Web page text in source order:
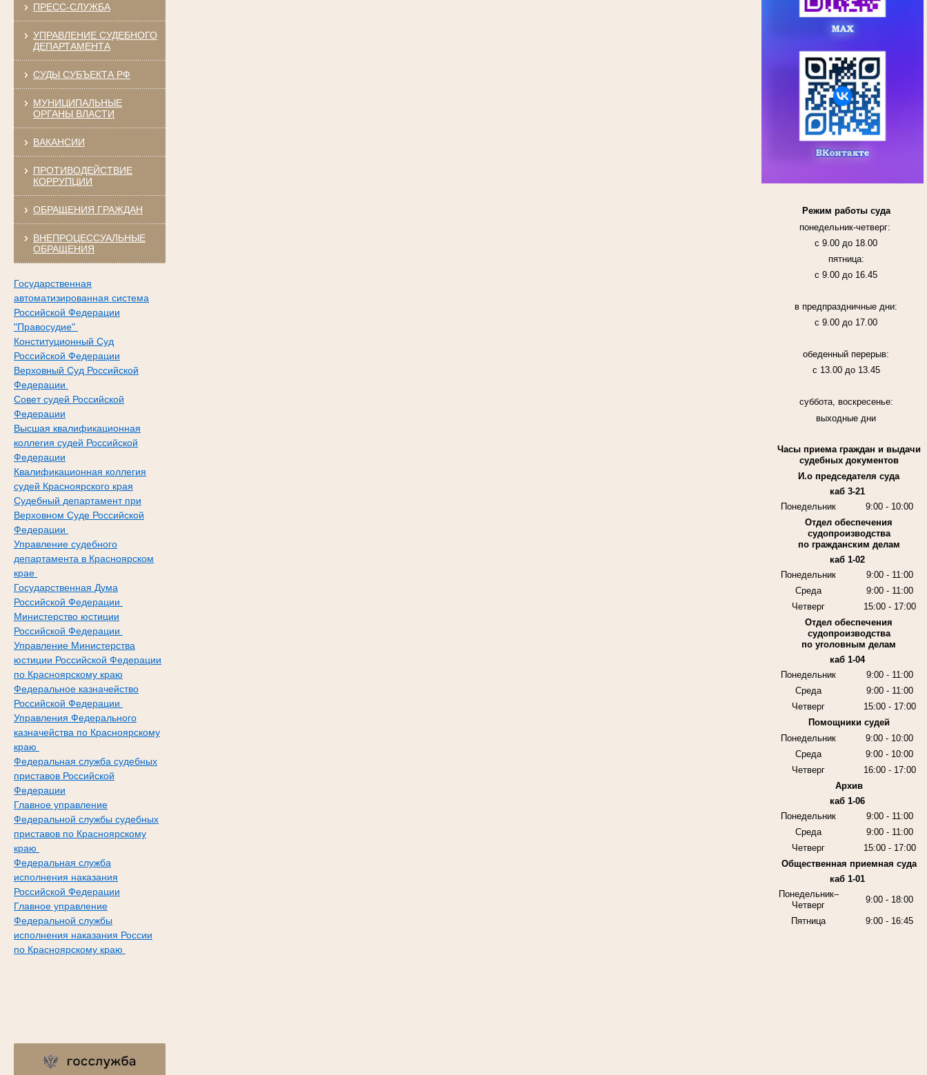
ПРЕСС-СЛУЖБА
УПРАВЛЕНИЕ СУДЕБНОГО
ДЕПАРТАМЕНТА
СУДЫ СУБЪЕКТА РФ
МУНИЦИПАЛЬНЫЕ
ОРГАНЫ ВЛАСТИ
ВАКАНСИИ
ПРОТИВОДЕЙСТВИЕ
КОРРУПЦИИ
ОБРАЩЕНИЯ ГРАЖДАН
ВНЕПРОЦЕССУАЛЬНЫЕ
ОБРАЩЕНИЯ
Государственная
автоматизированная система
Российской Федерации
"Правосудие"
Конституционный Суд
Российской Федерации
Верховный Суд Российской
Федерации
Совет судей Российской
Федерации
Высшая квалификационная
коллегия судей Российской
Федерации
Квалификационная коллегия
судей Красноярского края
Судебный департамент при
Верховном Суде Российской
Федерации
Управление судебного
департамента в Красноярском
крае
Государственная Дума
Российской Федерации
Министерство юстиции
Российской Федерации
Управление Министерства
юстиции Российской Федерации
по Красноярскому краю
Федеральное казначейство
Российской Федерации
Управления Федерального
казначейства по Красноярскому
краю
Федеральная служба судебных
приставов Российской
Федерации
Главное управление
Федеральной службы судебных
приставов по Красноярскому
краю
Федеральная служба
исполнения наказания
Российской Федерации
Главное управление
Федеральной службы
исполнения наказания России
по Красноярскому краю
Режим работы суда
понедельник-четверг:
с 9.00 до 18.00
пятница:
с 9.00 до 16.45
в предпраздничные дни:
с 9.00 до 17.00
обеденный перерыв:
с 13.00 до 13.45
суббота, воскресенье:
выходные дни
Часы приема граждан и выдачи
судебных документов
И.о председателя суда
каб 3-21
Понедельник
9:00 - 10:00
Отдел обеспечения
судопроизводства
по гражданским делам
каб 1-02
Понедельник
9:00 - 11:00
Среда
9:00 - 11:00
Четверг
15:00 - 17:00
Отдел обеспечения
судопроизводства
по уголовным делам
каб 1-04
Понедельник
9:00 - 11:00
Среда
9:00 - 11:00
Четверг
15:00 - 17:00
Помощники судей
Понедельник
9:00 - 10:00
Среда
9:00 - 10:00
Четверг
16:00 - 17:00
Архив
каб 1-06
Понедельник
9:00 - 11:00
Среда
9:00 - 11:00
Четверг
15:00 - 17:00
Общественная приемная суда
каб 1-01
Понедельник–
Четверг
9:00 - 18:00
Пятница 9:00 - 16:45